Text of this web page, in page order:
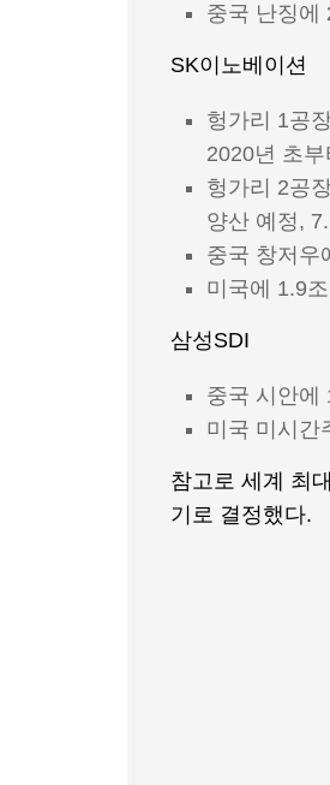
중국 난징에
SK이노베이션
헝가리 1공
2020년 초
헝가리 2공
양산 예정,
중국 창저우
미국에 1.9
삼성SDI
중국 시안에
미국 미시간
참고로 세계 최
기로 결정했다.